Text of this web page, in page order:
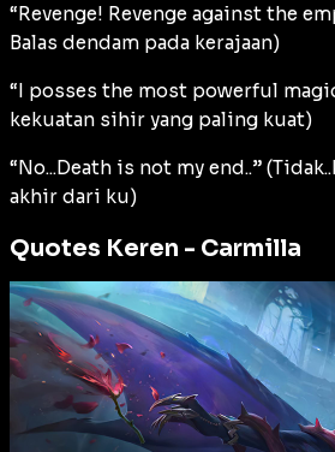
“Revenge! Revenge against the
Balas dendam pada kerajaan)
“I posses the most powerful
kekuatan sihir yang paling kuat)
“No...Death is not my end..”
akhir dari ku)
Quotes Keren - Carmilla